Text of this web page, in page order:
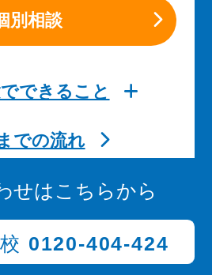
別相談
できること
での流れ
せはこちらから
0120-404-424